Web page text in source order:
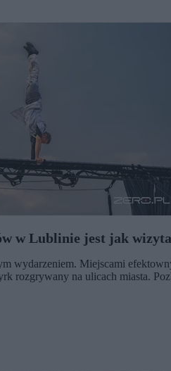
w Lublinie jest jak
wydarzeniem. Miejscami
rozgrywany na ulicach miasta.